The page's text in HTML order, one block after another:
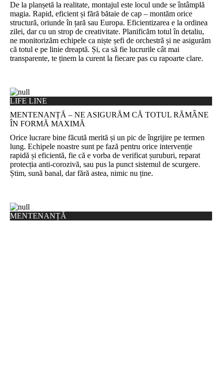
De la planșetă la realitate, montajul este locul unde se întâmplă
magia. Rapid, eficient și fără bătaie de cap – montăm orice
structură, oriunde în țară sau Europa. Eficientizarea e la ordinea
zilei, dar cu un strop de creativitate. Planificăm totul în detaliu,
ne monitorizăm echipele ca niște șefi de orchestră și ne asigurăm
că totul e pe linie dreaptă. Și, ca să fie lucrurile cât mai
transparente, te ținem la curent la fiecare pas cu rapoarte clare.
LIFE LINE
MENTENANȚĂ – NE ASIGURĂM CĂ TOTUL RĂMÂNE
ÎN FORMĂ MAXIMĂ
Orice lucrare bine făcută merită și un pic de îngrijire pe termen
lung. Echipele noastre sunt pe fază pentru orice intervenție
rapidă și eficientă, fie că e vorba de verificat șuruburi, reparat
protecția anti-corozivă, sau pus la punct sistemul de scurgere.
Știm, sună banal, dar fără astea, nimic nu ține.
MENTENANȚĂ